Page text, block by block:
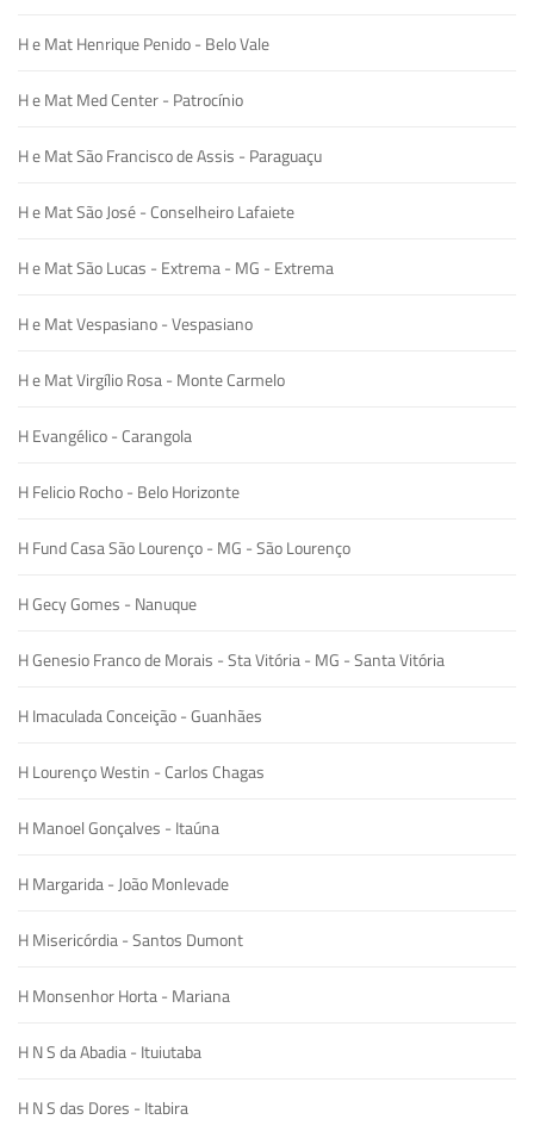
H e Mat Henrique Penido - Belo Vale
H e Mat Med Center - Patrocínio
H e Mat São Francisco de Assis - Paraguaçu
H e Mat São José - Conselheiro Lafaiete
H e Mat São Lucas - Extrema - MG - Extrema
H e Mat Vespasiano - Vespasiano
H e Mat Virgílio Rosa - Monte Carmelo
H Evangélico - Carangola
H Felicio Rocho - Belo Horizonte
H Fund Casa São Lourenço - MG - São Lourenço
H Gecy Gomes - Nanuque
H Genesio Franco de Morais - Sta Vitória - MG - Santa Vitória
H Imaculada Conceição - Guanhães
H Lourenço Westin - Carlos Chagas
H Manoel Gonçalves - Itaúna
H Margarida - João Monlevade
H Misericórdia - Santos Dumont
H Monsenhor Horta - Mariana
H N S da Abadia - Ituiutaba
H N S das Dores - Itabira